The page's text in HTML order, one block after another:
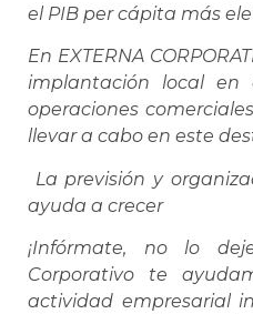
el PIB per cápita más
En EXTERNA
implantación local
operaciones
llevar a cabo en este
La previsión y
ayuda a crecer
¡Infórmate, no lo
Corporativo te
actividad empresarial